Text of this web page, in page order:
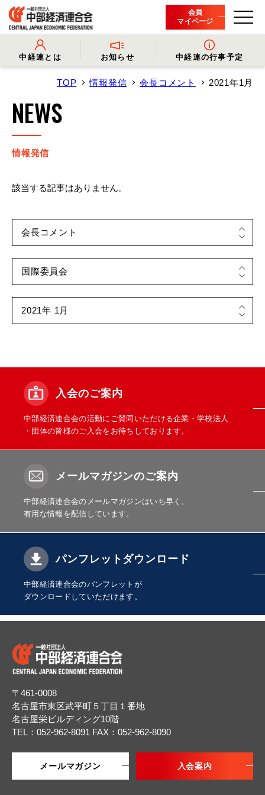
会員
マイページ
中経連とは
- 会長挨拶
- 役員名簿
- 会員一覧
お知らせ
- プレスリリース
- 会長コメント
- イベント・セミナー
中経連の行事予定
TOP 情報発信 会長コメント 2021年1月
NEWS
情報発信
該当する記事はありません。
入会のご案内
中部経済連合会の活動にご賛同いただける企業・学校法人
・団体の皆様のご入会をお待ちしております。
メールマガジンのご案内
中部経済連合会のメールマガジンはいち早く、
有用な情報を配信しています。
パンフレットダウンロード
中部経済連合会のパンフレットが
ダウンロードしていただけます。
〒461-0008
名古屋市東区武平町５丁目１番地
名古屋栄ビルディング10階
TEL：052-962-8091 FAX：052-962-8090
メールマガジン 入会案内